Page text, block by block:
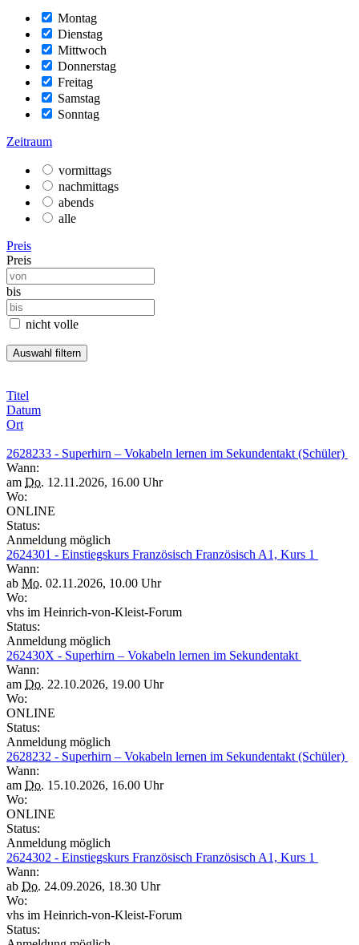
Montag
Dienstag
Mittwoch
Donnerstag
Freitag
Samstag
Sonntag
Zeitraum
vormittags
nachmittags
abends
alle
Preis
Preis
bis
nicht volle
Titel
Datum
Ort
2628233 - Superhirn – Vokabeln lernen im Sekundentakt (Schüler)
Wann:
am Do. 12.11.2026, 16.00 Uhr
Wo:
ONLINE
Status:
Anmeldung möglich
2624301 - Einstiegskurs Französisch Französisch A1, Kurs 1
Wann:
ab Mo. 02.11.2026, 10.00 Uhr
Wo:
vhs im Heinrich-von-Kleist-Forum
Status:
Anmeldung möglich
262430X - Superhirn – Vokabeln lernen im Sekundentakt
Wann:
am Do. 22.10.2026, 19.00 Uhr
Wo:
ONLINE
Status:
Anmeldung möglich
2628232 - Superhirn – Vokabeln lernen im Sekundentakt (Schüler)
Wann:
am Do. 15.10.2026, 16.00 Uhr
Wo:
ONLINE
Status:
Anmeldung möglich
2624302 - Einstiegskurs Französisch Französisch A1, Kurs 1
Wann:
ab Do. 24.09.2026, 18.30 Uhr
Wo:
vhs im Heinrich-von-Kleist-Forum
Status: